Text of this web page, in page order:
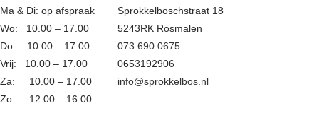
Ma & Di: op afspraak
Wo: 10.00 – 17.00
Do: 10.00 – 17.00
Vrij: 10.00 – 17.00
Za: 10.00 – 17.00
Zo: 12.00 – 16.00
Sprokkelboschstraat 18
5243RK Rosmalen
073 690 0675
0653192906
info@sprokkelbos.nl